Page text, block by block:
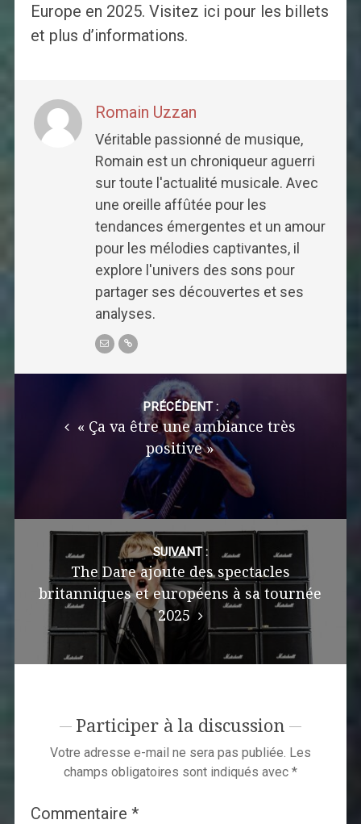
Europe en 2025. Visitez ici pour les billets
et plus d’informations.
Romain Uzzan
Véritable passionné de musique,
Romain est un chroniqueur aguerri
sur toute l'actualité musicale. Avec
une oreille affûtée pour les
tendances émergentes et un amour
pour les mélodies captivantes, il
explore l'univers des sons pour
partager ses découvertes et ses
analyses.
PRÉCÉDENT :
« Ça va être une ambiance très
positive »
SUIVANT :
The Dare ajoute des spectacles
britanniques et européens à sa tournée
2025
Participer à la discussion
Votre adresse e-mail ne sera pas publiée. Les
champs obligatoires sont indiqués avec *
Commentaire *